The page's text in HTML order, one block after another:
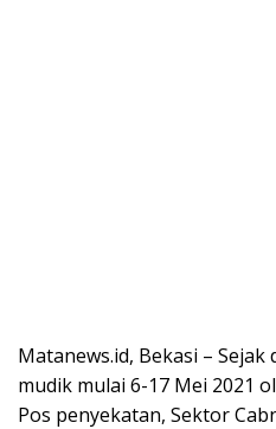
Matanews.id, Bekasi –
mudik mulai 6-17 Mei 2021
Pos penyekatan, Sektor